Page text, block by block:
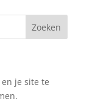
je site te